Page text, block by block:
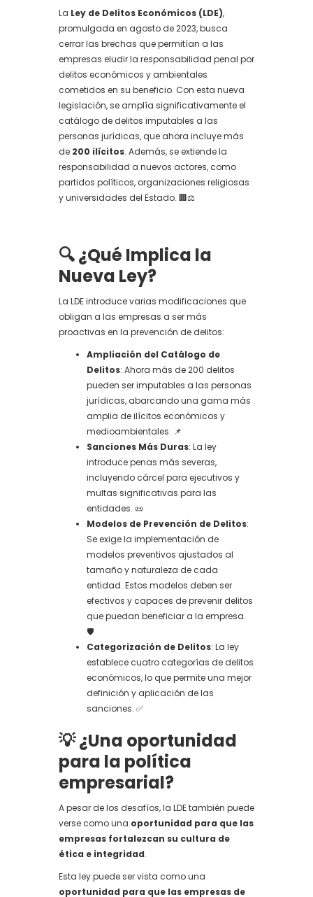
La Ley de Delitos Económicos (LDE),
promulgada en agosto de 2023, busca
cerrar las brechas que permitían a las
empresas eludir la responsabilidad penal por
delitos económicos y ambientales
cometidos en su beneficio. Con esta nueva
legislación, se amplía significativamente el
catálogo de delitos imputables a las
personas jurídicas, que ahora incluye más
de 200 ilícitos. Además, se extiende la
responsabilidad a nuevos actores, como
partidos políticos, organizaciones religiosas
y universidades del Estado. 🏢⚖️
🔍¿Qué Implica la
Nueva Ley?
La LDE introduce varias modificaciones que
obligan a las empresas a ser más
proactivas en la prevención de delitos:
Ampliación del Catálogo de
Delitos: Ahora más de 200 delitos
pueden ser imputables a las personas
jurídicas, abarcando una gama más
amplia de ilícitos económicos y
medioambientales. 📌
Sanciones Más Duras: La ley
introduce penas más severas,
incluyendo cárcel para ejecutivos y
multas significativas para las
entidades. 📜
Modelos de Prevención de Delitos:
Se exige la implementación de
modelos preventivos ajustados al
tamaño y naturaleza de cada
entidad. Estos modelos deben ser
efectivos y capaces de prevenir delitos
que puedan beneficiar a la empresa.
🛡️
Categorización de Delitos: La ley
establece cuatro categorías de delitos
económicos, lo que permite una mejor
definición y aplicación de las
sanciones. ✅
💡 ¿Una oportunidad
para la política
empresarial?
A pesar de los desafíos, la LDE también puede
verse como una oportunidad para que las
empresas fortalezcan su cultura de
ética e integridad.
Esta ley puede ser vista como una
oportunidad para que las empresas de